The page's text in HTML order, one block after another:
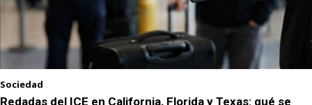
Sociedad
Redadas del ICE en California, Florida y Texas: qué se